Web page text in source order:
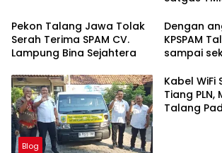
Produktif
Depan
Pekon Talang Jawa Tolak
Serah Terima SPAM CV.
Lampung Bina Sejahtera
Dengan
KPSPAM
sampai
Blog
Kabel WiFi
Tiang PLN,
Talang